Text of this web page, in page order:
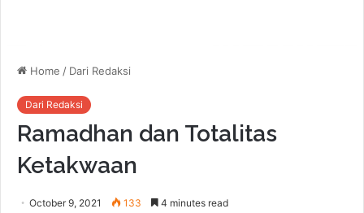
Home / Dari Redaksi
Dari Redaksi
Ramadhan dan Totalitas
Ketakwaan
October 9, 2021 133 4 minutes read